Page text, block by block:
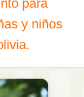
para
y niños